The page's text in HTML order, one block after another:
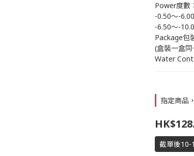
Power度數
-0.50～-
-6.50～-
Package包
(盒裝一盒
Water
指定商品
截單後10-